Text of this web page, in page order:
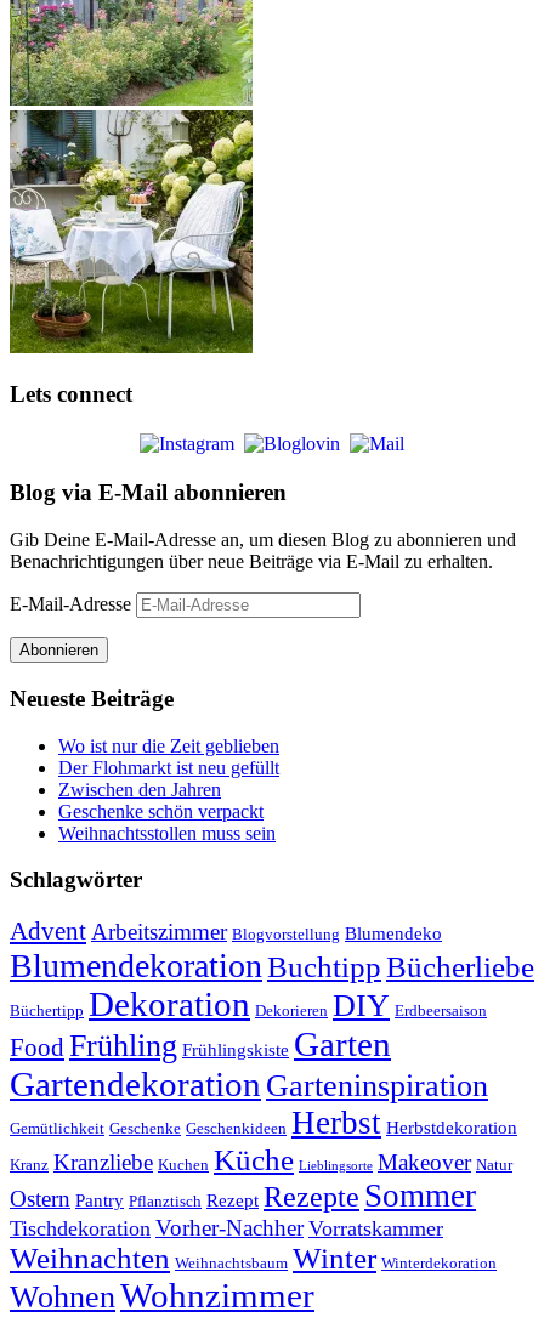
Lets connect
Blog via E-Mail abonnieren
Gib Deine E-Mail-Adresse an, um diesen Blog zu abonnieren und
Benachrichtigungen über neue Beiträge via E-Mail zu erhalten.
E-Mail-Adresse
Abonnieren
Neueste Beiträge
Wo ist nur die Zeit geblieben
Der Flohmarkt ist neu gefüllt
Zwischen den Jahren
Geschenke schön verpackt
Weihnachtsstollen muss sein
Schlagwörter
Advent Arbeitszimmer Blogvorstellung Blumendeko
Blumendekoration BuchtippBücherliebe
Büchertipp Dekoration Dekorieren DIY Erdbeersaison
FoodFrühling Frühlingskiste Garten
Gartendekoration Garteninspiration
Gemütlichkeit Geschenke Geschenkideen Herbst Herbstdekoration
Kranz Kranzliebe Kuchen Küche Lieblingsorte Makeover Natur
Ostern Pantry Pflanztisch Rezept Rezepte Sommer
Tischdekoration Vorher-Nachher Vorratskammer
Weihnachten Weihnachtsbaum Winter Winterdekoration
WohnenWohnzimmer